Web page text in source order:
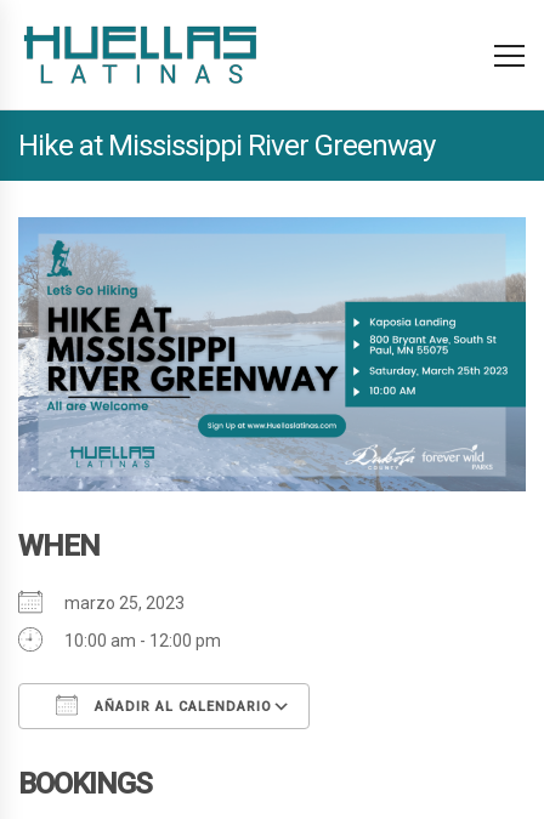
Hike at Mississippi River Greenway
WHEN
marzo 25, 2023
10:00 am - 12:00 pm
AÑADIR AL CALENDARIO
BOOKINGS